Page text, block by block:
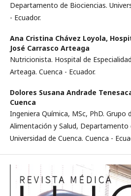
Departamento de Biociencias.
- Ecuador.
Ana Cristina Chávez Loyola,
José Carrasco Arteaga
Nutricionista. Hospital de
Arteaga. Cuenca - Ecuador.
Dolores Susana Andrade
Cuenca
Ingeniera Química, MSc, PhD. Grupo
Alimentación y Salud, Departamento
Universidad de Cuenca. Cuenca -